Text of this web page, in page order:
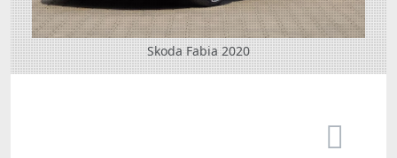
Skoda Fabia 2020